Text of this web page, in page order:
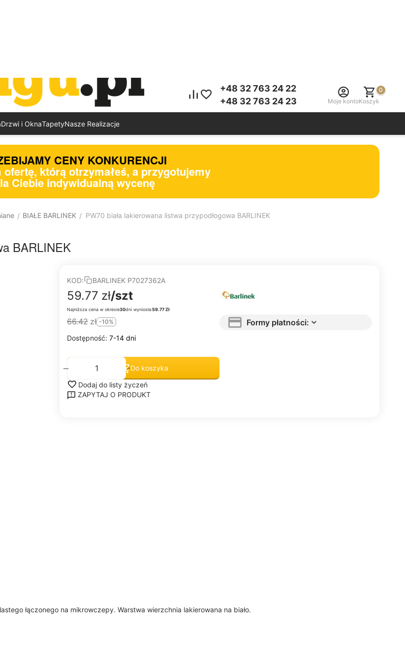
+48 32 763 24 22
+48 32 763 24 23
Moje konto
0
Koszyk
Drzwi i OknaTapetyNasze Realizacje
CENY KONKURENCJI
którą otrzymałeś, a przygotujemy
Ciebie indywidualną wycenę
/ BIAŁE BARLINEK / PW70 biała lakierowana listwa przypodłogowa BARLINEK
BARLINEK
KOD: BARLINEK P7027362A
59.77 zł/szt
Najniższa cena w okresie30dni wyniosła:59.77 Zł
66.42 zł -10%
Dostępność: 7-14 dni
+
−
Do koszyka
Dodaj do listy życzeń
ZAPYTAJ O PRODUKT
Formy płatności:
łączonego na mikrowczepy. Warstwa wierzchnia lakierowana na biało.